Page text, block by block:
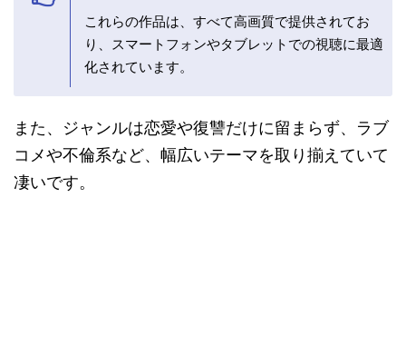
これらの作品は、すべて高画質で提供されてお
り、スマートフォンやタブレットでの視聴に最適
化されています。
また、ジャンルは恋愛や復讐だけに留まらず、ラブ
コメや不倫系など、幅広いテーマを取り揃えていて
凄いです。